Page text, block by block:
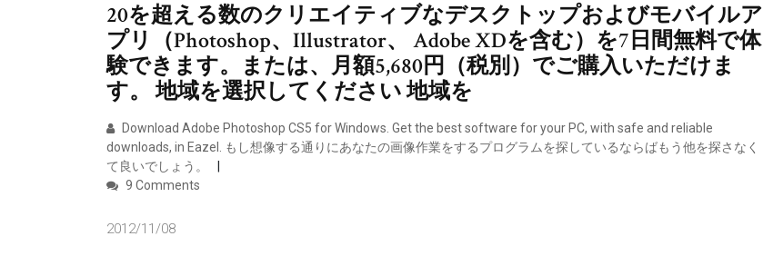
20を超える数のクリエイティブなデスクトップおよびモバイルア
プリ（Photoshop、Illustrator、 Adobe XDを含む）を7日間無料で体
験できます。または、月額5,680円（税別）でご購入いただけま
す。 地域を選択してください 地域を
Download Adobe Photoshop CS5 for Windows. Get the best software for your PC, with safe and reliable
downloads, in Eazel. もし想像する通りにあなたの画像作業をするプログラムを探しているならばもう他を探さなく
て良いでしょう。
9 Comments
2012/11/08